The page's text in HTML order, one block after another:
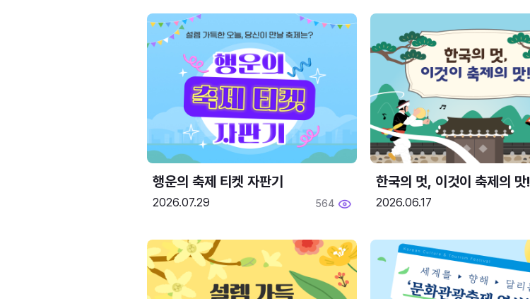
행운의 축제 티켓 자판기
2026.07.29 564
한국의 멋, 이것이 축제의 맛!
2026.06.17